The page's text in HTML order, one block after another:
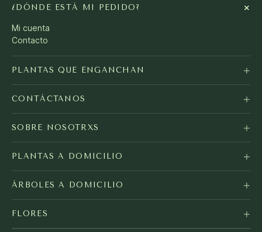
¿DÓNDE ESTÁ MI PEDIDO? +
Mi cuenta
Contacto
PLANTAS QUE ENGANCHAN +
CONTÁCTANOS +
SOBRE NOSOTRXS +
PLANTAS A DOMICILIO +
ÁRBOLES A DOMICILIO +
FLORES +